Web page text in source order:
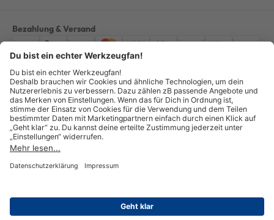
Bezahlung & Versand
ImpressumAGBDatenschutzWiderruf Vertrag widerrufen
Alle Preise verstehen sich inkl. ges. MwSt. *Kostenloser Versand innerhalb
Deutschlands, bei Bestellungen ab 100,00 Euro.
© Copyright 2026 GOTOOLS GmbH - Alle Rechte vorbehalten. powered by
createyourtemplate